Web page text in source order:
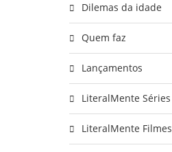
Dilemas da idade
Quem faz
Lançamentos
LiteralMente Séries
LiteralMente Filmes